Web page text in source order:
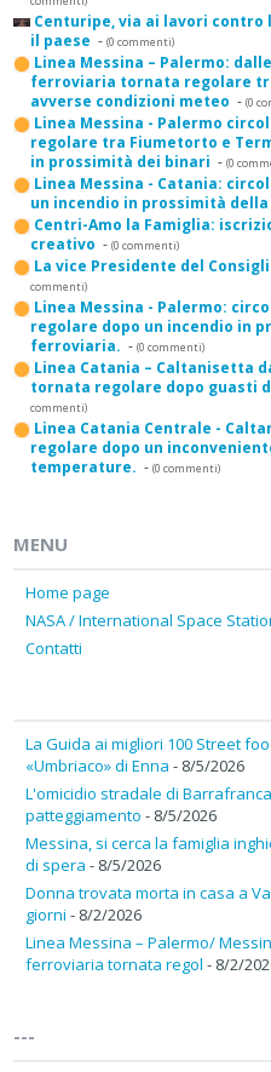
Centuripe, via ai lavori contro
il paese - (0 commenti)
Linea Messina – Palermo:
ferroviaria tornata regolare
avverse condizioni meteo - (0
Linea Messina - Palermo
regolare tra Fiumetorto e
in prossimità dei binari - (0
Linea Messina - Catania:
un incendio in prossimità
Centri-Amo la Famiglia:
creativo - (0 commenti)
La vice Presidente del
commenti)
Linea Messina - Palermo:
regolare dopo un incendio in
ferroviaria. - (0 commenti)
Linea Catania – Caltanisetta
tornata regolare dopo guasti
commenti)
Linea Catania Centrale -
regolare dopo un
temperature. - (0 commenti)
MENU
Home page
NASA / International Space
Contatti
La Guida ai migliori 100 Street
«Umbriaco» di Enna - 8/5/2026
L'omicidio stradale di
patteggiamento - 8/5/2026
Messina, si cerca la famiglia
di spera - 8/5/2026
Donna trovata morta in casa a
giorni - 8/2/2026
Linea Messina – Palermo/
ferroviaria tornata regol - 8/2/
---